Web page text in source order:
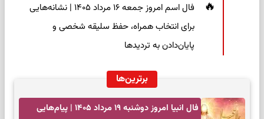
فال اسم امروز جمعه ۱۶ مرداد ۱۴۰۵ | نشانه‌هایی
برای انتخاب همراه، حفظ سلیقه شخصی و
پایان‌دادن به تردیدها
برترین‌ها
فال انبیا امروز دوشنبه ۱۹ مرداد ۱۴۰۵ | پیام‌هایی